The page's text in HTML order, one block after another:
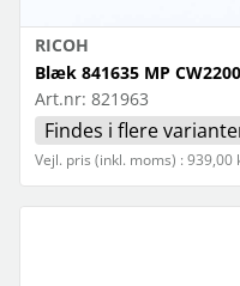
RICOH
Blæk 841635 MP
Art.nr: 821963
Findes i flere
Vejl. pris (inkl. moms) : 939,00